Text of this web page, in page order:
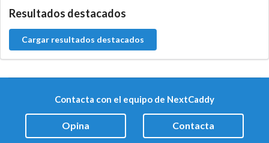
Resultados destacados
Cargar resultados destacados
Contacta con el equipo de NextCaddy
Opina Contacta